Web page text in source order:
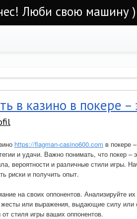
Люби свою машину )
в казино в покере –
https://flagman-casino600.com в покере
и удачи. Важно понимать, что покер –
вероятности и различные стили игры.
риски и получить опыт.
на своих оппонентов. Анализируйте
жесты или выражения, выдающие силу или
от стиля игры ваших оппонентов.